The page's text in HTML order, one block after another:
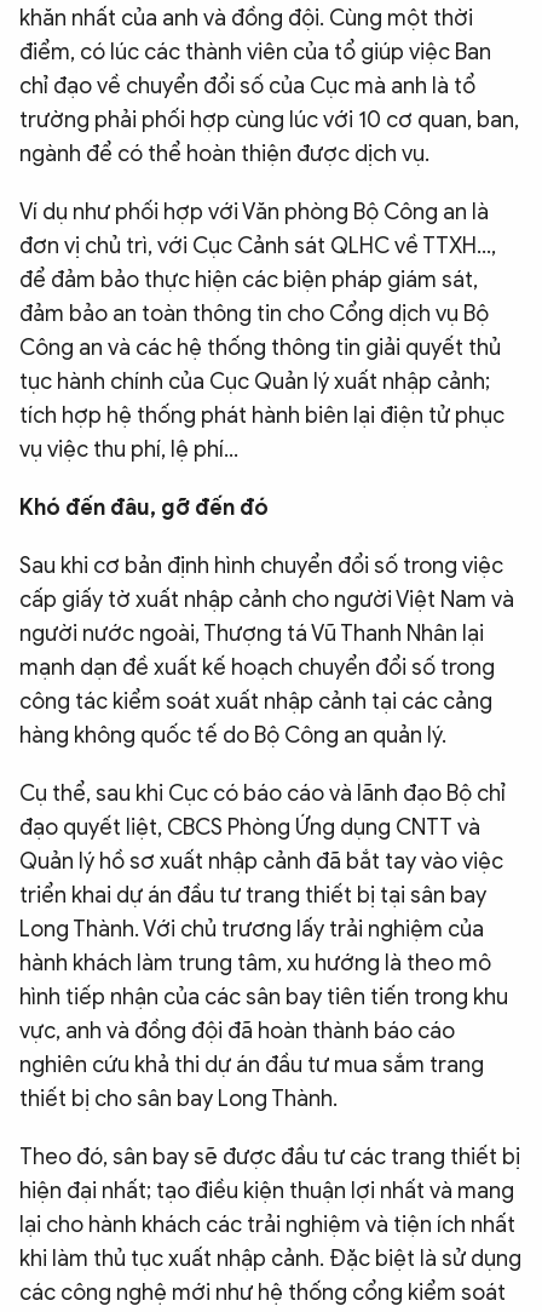
khăn nhất của anh và đồng đội. Cùng một thời
điểm, có lúc các thành viên của tổ giúp việc Ban
chỉ đạo về chuyển đổi số của Cục mà anh là tổ
trường phải phối hợp cùng lúc với 10 cơ quan, ban,
ngành để có thể hoàn thiện được dịch vụ.
Ví dụ như phối hợp với Văn phòng Bộ Công an là
đơn vị chủ trì, với Cục Cảnh sát QLHC về TTXH…,
để đảm bảo thực hiện các biện pháp giám sát,
đảm bảo an toàn thông tin cho Cổng dịch vụ Bộ
Công an và các hệ thống thông tin giải quyết thủ
tục hành chính của Cục Quản lý xuất nhập cảnh;
tích hợp hệ thống phát hành biên lại điện tử phục
vụ việc thu phí, lệ phí…
Khó đến đâu, gỡ đến đó
Sau khi cơ bản định hình chuyển đổi số trong việc
cấp giấy tờ xuất nhập cảnh cho người Việt Nam và
người nước ngoài, Thượng tá Vũ Thanh Nhân lại
mạnh dạn đề xuất kế hoạch chuyển đổi số trong
công tác kiểm soát xuất nhập cảnh tại các cảng
hàng không quốc tế do Bộ Công an quản lý.
Cụ thể, sau khi Cục có báo cáo và lãnh đạo Bộ chỉ
đạo quyết liệt, CBCS Phòng Ứng dụng CNTT và
Quản lý hồ sơ xuất nhập cảnh đã bắt tay vào việc
triển khai dự án đầu tư trang thiết bị tại sân bay
Long Thành. Với chủ trương lấy trải nghiệm của
hành khách làm trung tâm, xu hướng là theo mô
hình tiếp nhận của các sân bay tiên tiến trong khu
vực, anh và đồng đội đã hoàn thành báo cáo
nghiên cứu khả thi dự án đầu tư mua sắm trang
thiết bị cho sân bay Long Thành.
Theo đó, sân bay sẽ được đầu tư các trang thiết bị
hiện đại nhất; tạo điều kiện thuận lợi nhất và mang
lại cho hành khách các trải nghiệm và tiện ích nhất
khi làm thủ tục xuất nhập cảnh. Đặc biệt là sử dụng
các công nghệ mới như hệ thống cổng kiểm soát